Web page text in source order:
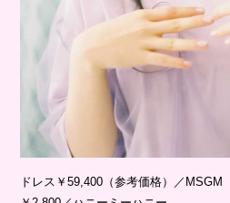
ドレス￥59,400（参考価格）／MSGM